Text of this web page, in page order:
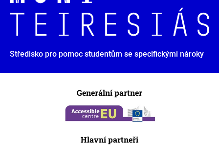
Středisko pro pomoc studentům se specifickými nároky
Generální partner
Hlavní partneři